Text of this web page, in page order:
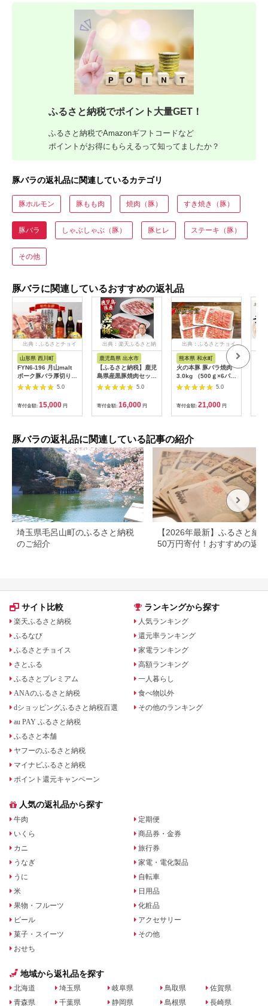
ふるさと納税でポイント大量GET！
ふるさと納税でAmazonギフトコードなど
ポイントがお得にもらえるって知ってましたか？
豚バラの返礼品に関連しているカテゴリ
豚ホルモン 豚もも肉 焼肉（豚） すき焼き（豚）
豚バラ しゃぶしゃぶ（豚） 豚ヒレ ステーキ（豚）
その他
豚バラに関連しているおすすめの返礼品
出典：ふるさとチョイ
ス
山形県 西川町
FYN6-196 月山malt
ポーク豚バラ厚切り焼
肉用と月山ビールセッ
ト 詰め合わせ 詰合せ
山形県 西川町
5.0
寄付金額: 15,000 円
出典：楽天ふるさと納
税
鹿児島県 出水市
【ふるさと納税】鹿児
島県産黒豚焼肉セット
800g(黒豚肩ロース焼
肉400g・黒豚バラ焼
肉400g) 豚肉 黒豚 国
産 食べ比べ 鹿児島県
産 肩ロース ロース バ
ベキュー 焼肉 料理
【スーパーよしだ】
5.0
寄付金額: 16,000 円
出典：ふるさとチョイ
熊本県 和水町
火の本豚 豚バラ焼肉
3.0kg （500ｇ×6パッ
ク） | 熊本県 熊本 く
まもと 和水町 なごみ
豚肉 肉 豚バラ 焼肉
500g 6パック 小分け
地域ブランド
5.0
寄付金額: 21,000 円
豚バラの返礼品に関連している記事の紹介
埼玉県毛呂山町のふるさと納税
のご紹介
【2026年最新】ふるさと納
50万円寄付！おすすめの返
サイト比較
楽天ふるさと納税
ふるなび
ふるさとチョイス
さとふる
ふるさとプレミアム
ANAのふるさと納税
dショッピングふるさと納税百選
au PAY ふるさと納税
ふるさと本舗
ヤフーのふるさと納税
マイナビふるさと納税
ポイント還元キャンペーン
ランキングから探す
人気ランキング
還元率ランキング
家電ランキング
高額ランキング
一人暮らし
食べ物以外
その他のランキング
人気の返礼品から探す
牛肉
いくら
カニ
うなぎ
うに
米
果物・フルーツ
ビール
菓子・スイーツ
おせち
定期便
商品券・金券
旅行券
家電・電化製品
自転車
日用品
化粧品
アクセサリー
その他
地域から返礼品を探す
北海道
青森県
埼玉県
千葉県
岐阜県
静岡県
鳥取県
島根県
佐賀県
長崎県